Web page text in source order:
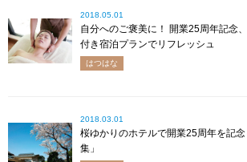
2018.05.01
自分へのご褒美に！ 開業25周年記念
付き宿泊プランでリフレッシュ
はつはな
2018.03.01
桜ゆかりのホテルで開業25周年を記
集」